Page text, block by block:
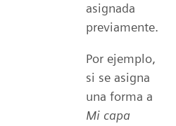
asignada
previamente.
Por ejemplo,
si se asigna
una forma a
Mi capa